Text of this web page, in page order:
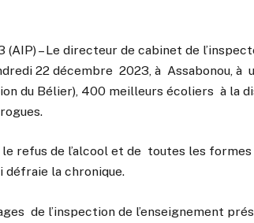
(AIP) – Le directeur de cabinet de
22 décembre 2023, à Assabonou, à
du Bélier), 400 meilleurs écoliers à la
le refus de l’alcool et de toutes les
défraie la chronique.
de l’inspection de l’enseignement